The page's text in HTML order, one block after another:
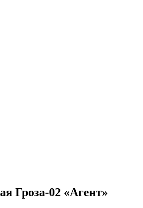
Гроза-02 «Агент»